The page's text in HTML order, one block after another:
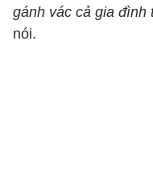
gánh vác cả gia đình
nói.